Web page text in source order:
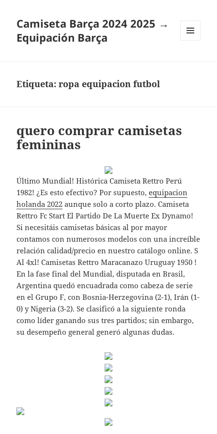
Camiseta Barça 2024 2025 →
Equipación Barça
Etiqueta:ropa equipacion futbol
quero comprar camisetas
femininas
Último Mundial! Histórica Camiseta Rettro Perú
1982! ¿Es esto efectivo? Por supuesto,equipacion
holanda 2022 aunque solo a corto plazo. Camiseta
Rettro Fc Start El Partido De La Muerte Ex Dynamo!
Si necesitáis camisetas básicas al por mayor
contamos con numerosos modelos con una increíble
relación calidad/precio en nuestro catálogo online. S
Al 4xl! Camisetas Rettro Maracanazo Uruguay 1950 !
En la fase final del Mundial, disputada en Brasil,
Argentina quedó encuadrada como cabeza de serie
en el Grupo F, con Bosnia-Herzegovina (2-1), Irán (1-
0) y Nigeria (3-2). Se clasificó a la siguiente ronda
como líder ganando sus tres partidos; sin embargo,
su desempeño general generó algunas dudas.